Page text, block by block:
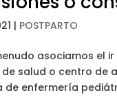
| POSTPARTO
asociamos el
salud o centro de
de enfermería